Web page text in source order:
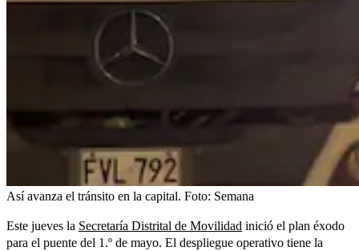
Así avanza el tránsito en la capital. Foto: Semana
Este jueves la Secretaría Distrital de Movilidad inició el plan éxodo
para el puente del 1.º de mayo. El despliegue operativo tiene la